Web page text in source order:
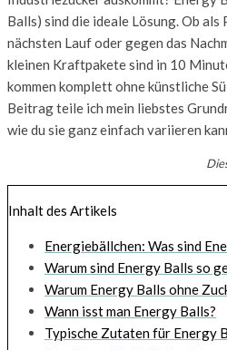
Balls) sind die ideale Lösung. Ob
nächsten Lauf oder gegen das
kleinen Kraftpakete sind in 10
kommen komplett ohne künstliche
Beitrag teile ich mein liebstes
wie du sie ganz einfach variieren
Inhalt des Artikels
Energiebällchen: Was sind
Warum sind Energy Balls so
Warum Energy Balls ohne
Wann isst man Energy Balls?
Typische Zutaten für Energy